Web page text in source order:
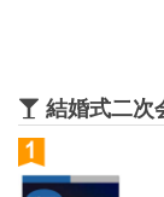
結婚式二